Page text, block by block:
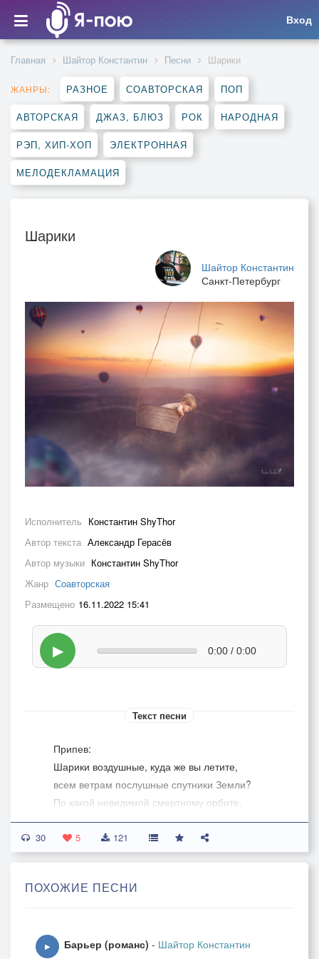
Вход
Главная Шайтор Константин Песни Шарики
ЖАНРЫ: РАЗНОЕ СОАВТОРСКАЯ ПОП
АВТОРСКАЯ ДЖАЗ, БЛЮЗ РОК НАРОДНАЯ
РЭП, ХИП-ХОП ЭЛЕКТРОННАЯ
МЕЛОДЕКЛАМАЦИЯ
Шарики
Шайтор Константин
Санкт-Петербург
Исполнитель Константин ShyThor
Автор текста Александр Герасёв
Автор музыки Константин ShyThor
Жанр Соавторская
Размещено 16.11.2022 15:41
▶ 0:00 / 0:00
Текст песни
Припев:
Шарики воздушные, куда же вы летите,
всем ветрам послушные спутники Земли?
По какой невидимой смертному орбите,
сколько рек небесных вы так пересекли?
1. Что же вы наделали, годики бездушные,
Разлетелись все мои шарики воздушные,
бабушки и дедушки - славные мои -
30 5 121
ПОХОЖИЕ ПЕСНИ
▶ Барьер (романс) - Шайтор Константин